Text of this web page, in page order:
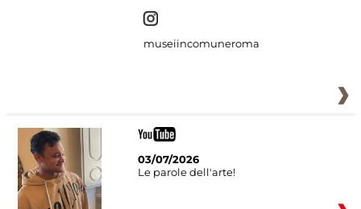
museiincomuneroma
03/07/2026
Le parole dell'arte!